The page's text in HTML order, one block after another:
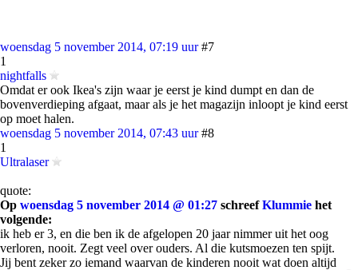
woensdag 5 november 2014, 07:19 uur #7
1
nightfalls
Omdat er ook Ikea's zijn waar je eerst je kind dumpt en dan de
bovenverdieping afgaat, maar als je het magazijn inloopt je kind eerst
op moet halen.
woensdag 5 november 2014, 07:43 uur #8
1
Ultralaser
quote:
Op woensdag 5 november 2014 @ 01:27 schreefKlummie het
volgende:
ik heb er 3, en die ben ik de afgelopen 20 jaar nimmer uit het oog
verloren, nooit. Zegt veel over ouders. Al die kutsmoezen ten spijt.
Jij bent zeker zo iemand waarvan de kinderen nooit wat doen altijd